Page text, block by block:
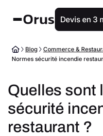
Devis en 3
Blog
Commerce &
Normes sécurité incendie
Quelles sont
sécurité
restaurant ?